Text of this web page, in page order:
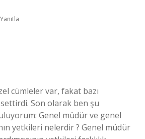
Yanıtla
cümleler var, fakat bazı
Son olarak ben şu
Genel müdür ve genel
yetkileri nelerdir ? Genel müdür